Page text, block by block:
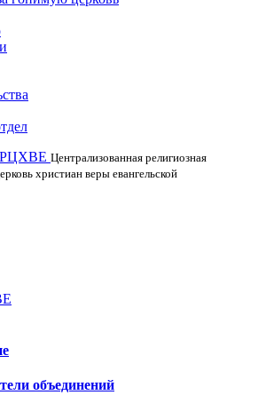
РЦХВЕ Централизованная религиозная
христиан веры евангельской
объединений